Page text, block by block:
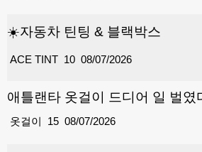
☀️자동차 틴팅 & 블랙박스
10
ACE TINT 08/07/2026
애틀랜타 옷걸이 드디어 일 벌
15
옷걸이 08/07/2026